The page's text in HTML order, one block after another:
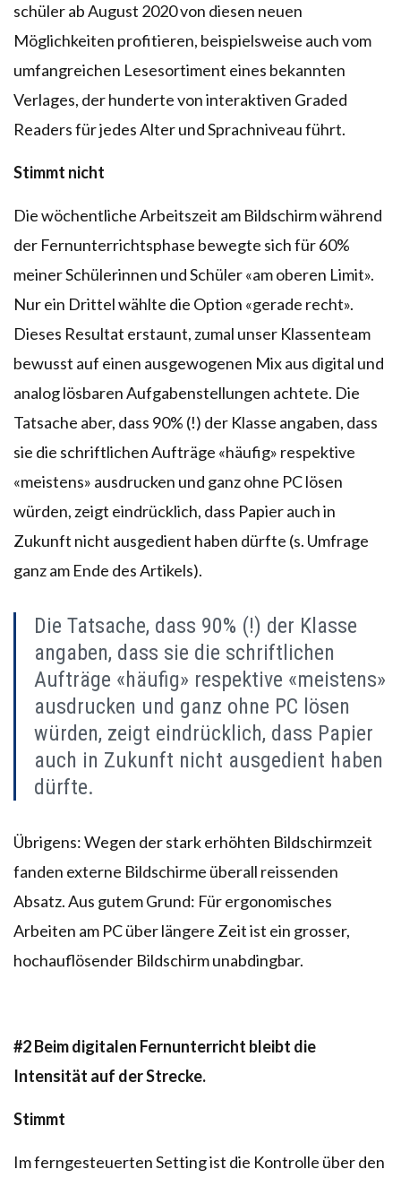
schüler ab August 2020 von diesen neuen
Möglichkeiten profitieren, beispielsweise auch vom
umfangreichen Lesesortiment eines bekannten
Verlages, der hunderte von interaktiven Graded
Readers für jedes Alter und Sprachniveau führt.
Stimmt nicht
Die wöchentliche Arbeitszeit am Bildschirm während
der Fernunterrichtsphase bewegte sich für 60%
meiner Schülerinnen und Schüler «am oberen Limit».
Nur ein Drittel wählte die Option «gerade recht».
Dieses Resultat erstaunt, zumal unser Klassenteam
bewusst auf einen ausgewogenen Mix aus digital und
analog lösbaren Aufgabenstellungen achtete. Die
Tatsache aber, dass 90% (!) der Klasse angaben, dass
sie die schriftlichen Aufträge «häufig» respektive
«meistens» ausdrucken und ganz ohne PC lösen
würden, zeigt eindrücklich, dass Papier auch in
Zukunft nicht ausgedient haben dürfte (s. Umfrage
ganz am Ende des Artikels).
Die Tatsache, dass 90% (!) der Klasse
angaben, dass sie die schriftlichen
Aufträge «häufig» respektive «meistens»
ausdrucken und ganz ohne PC lösen
würden, zeigt eindrücklich, dass Papier
auch in Zukunft nicht ausgedient haben
dürfte.
Übrigens: Wegen der stark erhöhten Bildschirmzeit
fanden externe Bildschirme überall reissenden
Absatz. Aus gutem Grund: Für ergonomisches
Arbeiten am PC über längere Zeit ist ein grosser,
hochauflösender Bildschirm unabdingbar.
#2Beim digitalen Fernunterricht bleibt die
Intensität auf der Strecke.
Stimmt
Im ferngesteuerten Setting ist die Kontrolle über den